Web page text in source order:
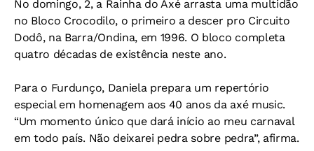
No domingo, 2, a Rainha do Axé arrasta uma multidão
no Bloco Crocodilo, o primeiro a descer pro Circuito
Dodô, na Barra/Ondina, em 1996. O bloco completa
quatro décadas de existência neste ano.
Para o Furdunço, Daniela prepara um repertório
especial em homenagem aos 40 anos da axé music.
“Um momento único que dará início ao meu carnaval
em todo país. Não deixarei pedra sobre pedra”, afirma.